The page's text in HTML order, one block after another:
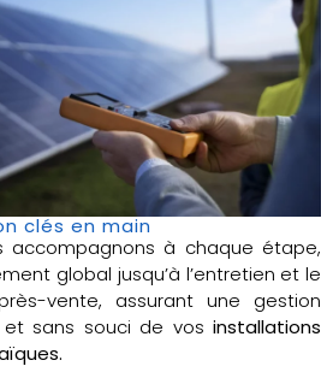
clés en main
accompagnons à chaque étape,
global jusqu’à l’entretien et le
vente, assurant une gestion
sans souci de vos installations